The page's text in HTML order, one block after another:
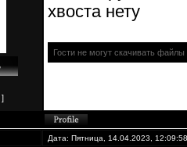
]
хвоста нету
Гости не могут скачивать файлы
Дата: Пятница, 14.04.2023,